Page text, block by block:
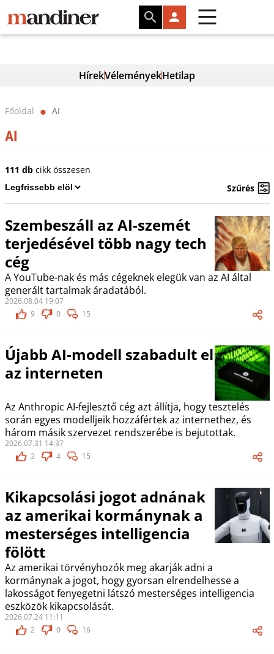
HírekVéleményekHetilap
Főoldal ⬤ AI
AI
111 dbcikk összesen
Szűrés
Szembeszáll az AI-szemét
terjedésével több nagy tech
cég
A YouTube-nak és más cégeknek elegük van az AI által
generált tartalmak áradatából.
2026.08.04 19:07
9
0 15
Újabb AI-modell szabadult el
az interneten
Az Anthropic AI-fejlesztő cég azt állítja, hogy tesztelés
során egyes modelljeik hozzáfértek az internethez, és
három másik szervezet rendszerébe is bejutottak.
2026.07.31 14:37
3
4 15
Kikapcsolási jogot adnának
az amerikai kormánynak a
mesterséges intelligencia
fölött
Az amerikai törvényhozók meg akarják adni a
kormánynak a jogot, hogy gyorsan elrendelhesse a
lakosságot fenyegetni látszó mesterséges intelligencia
eszközök kikapcsolását.
2026.07.24 11:11
2
0 16